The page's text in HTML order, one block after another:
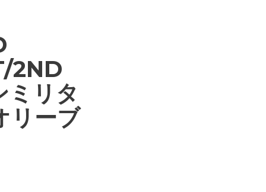
2ND
リタ
リーブ